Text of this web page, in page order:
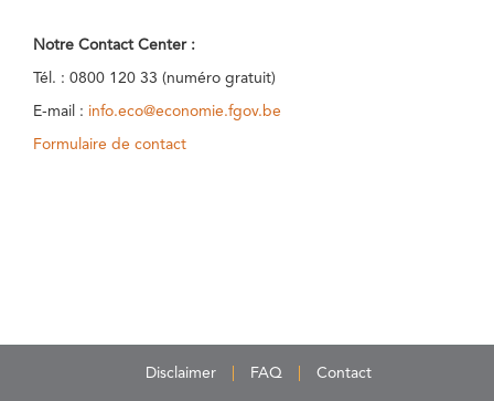
Notre Contact Center :
Tél. : 0800 120 33 (numéro gratuit)
E-mail : info.eco@economie.fgov.be
Formulaire de contact
Disclaimer FAQ Contact